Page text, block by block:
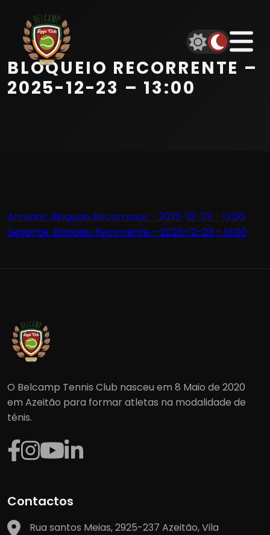
Início
Equipa
Serviços
Beach Tennis
BLOQUEIO RECORRENTE –
2025-12-23 – 13:00
Navegação
de
Anterior: Bloqueio Recorrente – 2025-12-23 – 13:00
Seguinte: Bloqueio Recorrente – 2025-12-23 – 13:00
O Belcamp Tennis Club nasceu em 8 Maio de 2020
em Azeitão para formar atletas na modalidade de
ténis.
Contactos
Rua santos Meias, 2925-237 Azeitão, Vila